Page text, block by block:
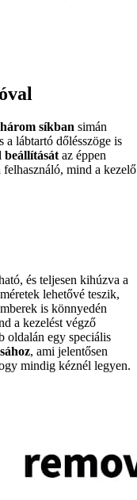
három síkban simán
a lábtartó dőlésszöge is
beállításátaz éppen
mind a kezelő
és teljesen kihúzva a
lehetővé teszik,
is könnyedén
a kezelést végző
oldalán egy speciális
, ami jelentősen
mindig kéznél legyen.